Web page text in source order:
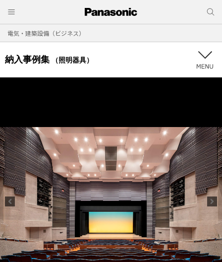
電気・建築設備（ビジネス）
納入事例集 （照明器具）